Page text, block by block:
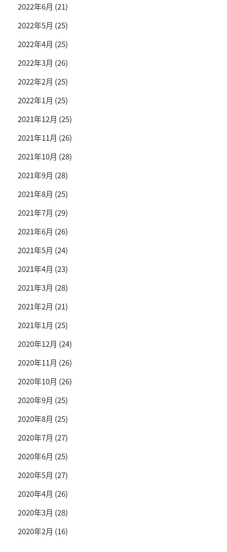
2022年6月 (21)
2022年5月 (25)
2022年4月 (25)
2022年3月 (26)
2022年2月 (25)
2022年1月 (25)
2021年12月 (25)
2021年11月 (26)
2021年10月 (28)
2021年9月 (28)
2021年8月 (25)
2021年7月 (29)
2021年6月 (26)
2021年5月 (24)
2021年4月 (23)
2021年3月 (28)
2021年2月 (21)
2021年1月 (25)
2020年12月 (24)
2020年11月 (26)
2020年10月 (26)
2020年9月 (25)
2020年8月 (25)
2020年7月 (27)
2020年6月 (25)
2020年5月 (27)
2020年4月 (26)
2020年3月 (28)
2020年2月 (16)